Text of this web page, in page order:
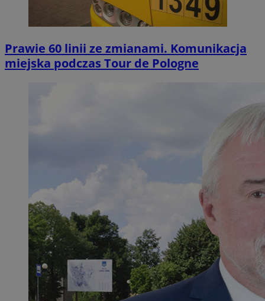
Prawie 60 linii ze zmianami. Komunikacja
miejska podczas Tour de Pologne